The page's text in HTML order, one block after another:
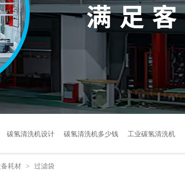
碳氢清洗机设计 碳氢清洗机多少钱 工业碳氢清洗机
业零件清洗碳氢清洗机厂家
耗材 > 过滤袋